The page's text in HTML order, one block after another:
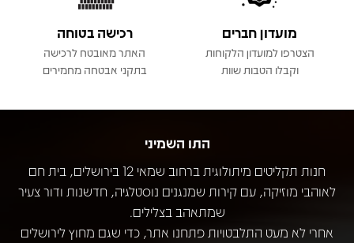
מועדון חברים
הצטרפו למועדון הלקוחות
וקבלו הטבות שוות
רכישה בטוחה
האתר מאובטח לרכישה
בתקני אבטחה מחמירים
התו השמיני
חנות תקליטים מיתולוגית ברחוב שמאי 12 בירושלים, בית חם
לאוהבי מוזיקה, עם קירות שמנגנים נוסטלגיה, חדשנות ודור צעיר
שמתאהב בצלילים.
אחרי לא מעט התלבטויות פתחנו אתר, כדי שגם מחוץ לירושלים